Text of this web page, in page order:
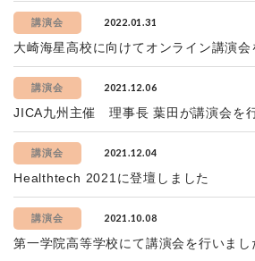
講演会 2022.01.31
大崎海星高校に向けてオンライン講演会
講演会 2021.12.06
JICA九州主催 理事長 葉田が講演会を
講演会 2021.12.04
Healthtech 2021に登壇しました
講演会 2021.10.08
第一学院高等学校にて講演会を行いまし